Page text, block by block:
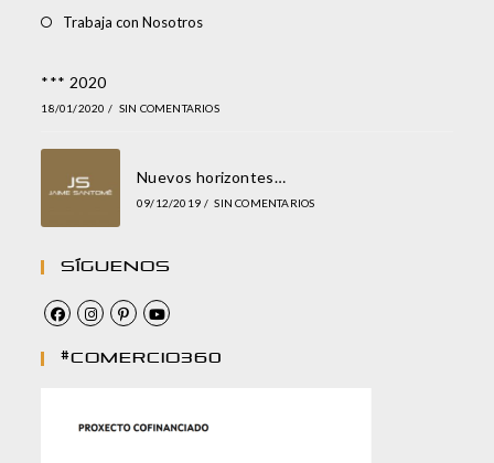
Trabaja con Nosotros
*** 2020
18/01/2020 / SIN COMENTARIOS
Nuevos horizontes…
09/12/2019 / SIN COMENTARIOS
Síguenos
#comercio360